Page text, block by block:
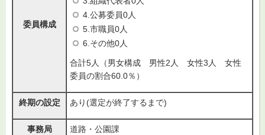
委員構成
4.公募委員0人
5.市職員0人
6.その他0人
合計5人（男女構成 男性2人 女性3人 女性
委員の割合60.0％）
終期の設定 あり(選定が終了するまで)
事務局 道路・公園課